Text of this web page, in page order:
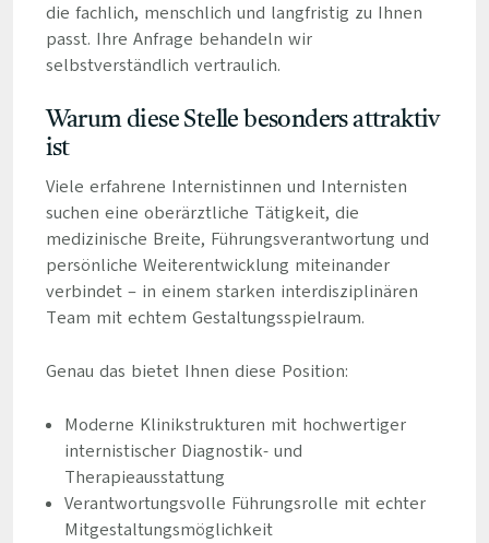
die fachlich, menschlich und langfristig zu Ihnen
passt. Ihre Anfrage behandeln wir
selbstverständlich vertraulich.
Warum diese Stelle besonders attraktiv
ist
Viele erfahrene Internistinnen und Internisten
suchen eine oberärztliche Tätigkeit, die
medizinische Breite, Führungsverantwortung und
persönliche Weiterentwicklung miteinander
verbindet – in einem starken interdisziplinären
Team mit echtem Gestaltungsspielraum.
Genau das bietet Ihnen diese Position:
Moderne Klinikstrukturen mit hochwertiger
internistischer Diagnostik- und
Therapieausstattung
Verantwortungsvolle Führungsrolle mit echter
Mitgestaltungsmöglichkeit